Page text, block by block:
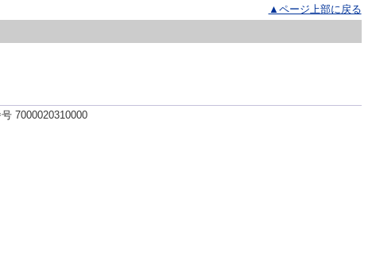
▲ページ上部に戻る
7000020310000